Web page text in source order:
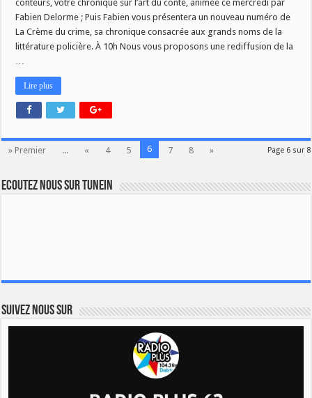
conteurs, votre chronique sur l’art du conte, animée ce mercredi par
Fabien Delorme ; Puis Fabien vous présentera un nouveau numéro de
La Crème du crime, sa chronique consacrée aux grands noms de la
littérature policière. À 10h Nous vous proposons une rediffusion de la
Lire plus
Page 6 sur 8
» Premier ... « 4 5 6 7 8 »
Ecoutez nous sur TuneIn
Suivez nous sur